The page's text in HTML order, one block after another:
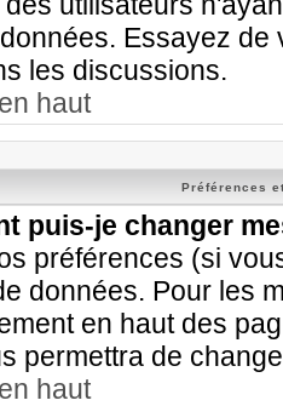
Essayez
les discussions.
haut
Préférences
puis-je changer
préférences (si
données. Pour les
en haut des
permettra de
haut